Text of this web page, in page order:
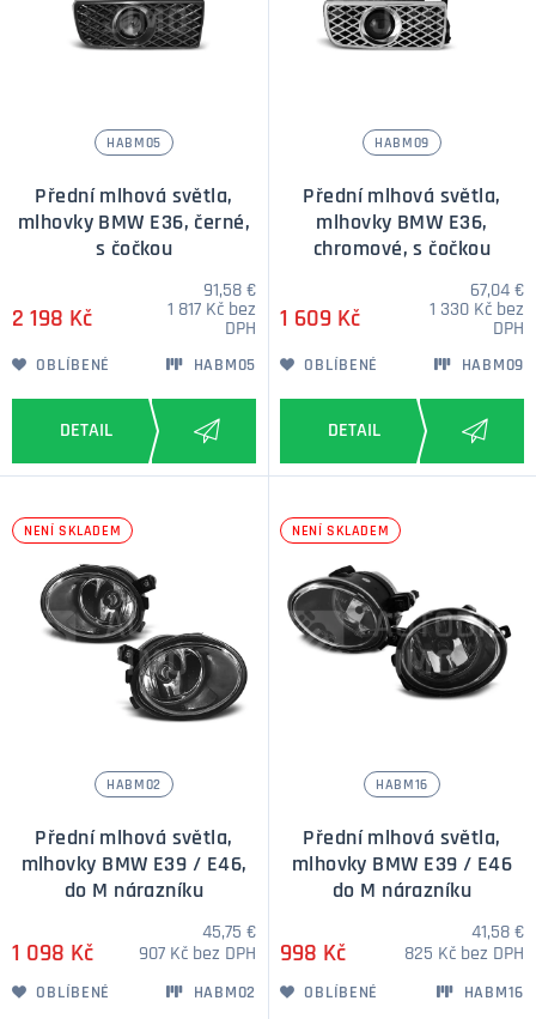
HABM05
Přední mlhová světla,
mlhovky BMW E36, černé,
s čočkou
2 198 Kč
91,58 €
1 817 Kč bez
DPH
OBLÍBENÉ HABM05
HABM09
Přední mlhová světla,
mlhovky BMW E36,
chromové, s čočkou
1 609 Kč
67,04 €
1 330 Kč bez
DPH
OBLÍBENÉ HABM09
NENÍ SKLADEM
HABM02
Přední mlhová světla,
mlhovky BMW E39 / E46,
do M nárazníku
1 098 Kč
45,75 €
907 Kč bez DPH
OBLÍBENÉ HABM02
NENÍ SKLADEM
HABM16
Přední mlhová světla,
mlhovky BMW E39 / E46
do M nárazníku
998 Kč
41,58 €
825 Kč bez DPH
OBLÍBENÉ HABM16